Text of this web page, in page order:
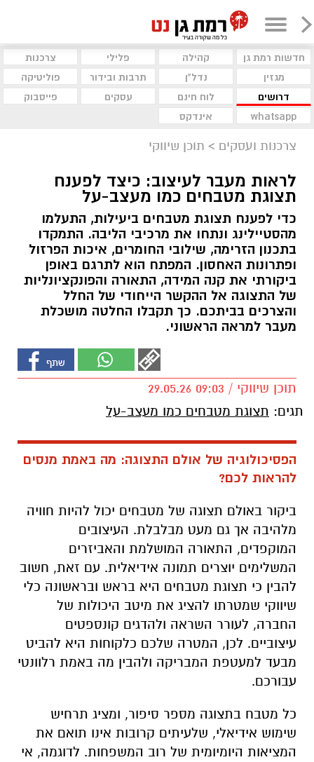
חדשות רמת גן קהילה פלילי
צרכנות
מגזין
נדל"ן תרבות ובידור
פוליטיקה
דרושים
לוח חינם עסקים
פייסבוק
whatsapp
אינדקס
צרכנות ועסקים > תוכן שיווקי
לראות מעבר לעיצוב: כיצד לפענח
תצוגת מטבחים כמו מעצב-על
כדי לפענח תצוגת מטבחים ביעילות, התעלמו
מהסטיילינג ונתחו את מרכיבי הליבה. התמקדו
בתכנון הזרימה, שילובי החומרים, איכות הפרזול
ופתרונות האחסון. המפתח הוא לתרגם באופן
ביקורתי את קנה המידה, התאורה והפונקציונליות
של התצוגה אל ההקשר הייחודי של החלל
והצרכים בביתכם. כך תקבלו החלטה מושכלת
מעבר למראה הראשוני.
תוכן שיווקי / 09:03 29.05.26
תגים: תצוגת מטבחים כמו מעצב-על
הפסיכולוגיה של אולם התצוגה: מה באמת מנסים
להראות לכם?
ביקור באולם תצוגה של מטבחים יכול להיות חוויה
מלהיבה אך גם מעט מבלבלת. העיצובים
המוקפדים, התאורה המושלמת והאביזרים
המשלימים יוצרים תמונה אידיאלית. עם זאת, חשוב
להבין כי תצוגת מטבחים היא בראש ובראשונה כלי
שיווקי שמטרתו להציג את מיטב היכולות של
החברה, לעורר השראה ולהדגים קונספטים
עיצוביים. לכן, המטרה שלכם כלקוחות היא להביט
מבעד למעטפת המבריקה ולהבין מה באמת רלוונטי
עבורכם.
כל מטבח בתצוגה מספר סיפור, ומציג תרחיש
שימוש אידיאלי, שלעיתים קרובות אינו תואם את
המציאות היומיומית של רוב המשפחות. לדוגמה, אי